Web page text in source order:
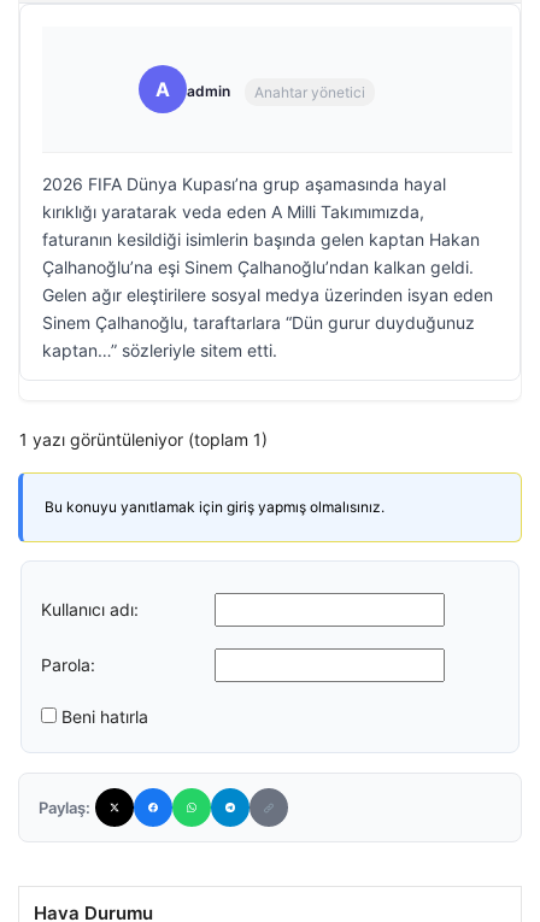
A admin Anahtar yönetici
2026 FIFA Dünya Kupası’na grup aşamasında hayal
kırıklığı yaratarak veda eden A Milli Takımımızda,
faturanın kesildiği isimlerin başında gelen kaptan Hakan
Çalhanoğlu’na eşi Sinem Çalhanoğlu’ndan kalkan geldi.
Gelen ağır eleştirilere sosyal medya üzerinden isyan eden
Sinem Çalhanoğlu, taraftarlara “Dün gurur duyduğunuz
kaptan…” sözleriyle sitem etti.
1 yazı görüntüleniyor (toplam 1)
Bu konuyu yanıtlamak için giriş yapmış olmalısınız.
Kullanıcı adı:
Parola:
Beni hatırla
Paylaş:
Hava Durumu